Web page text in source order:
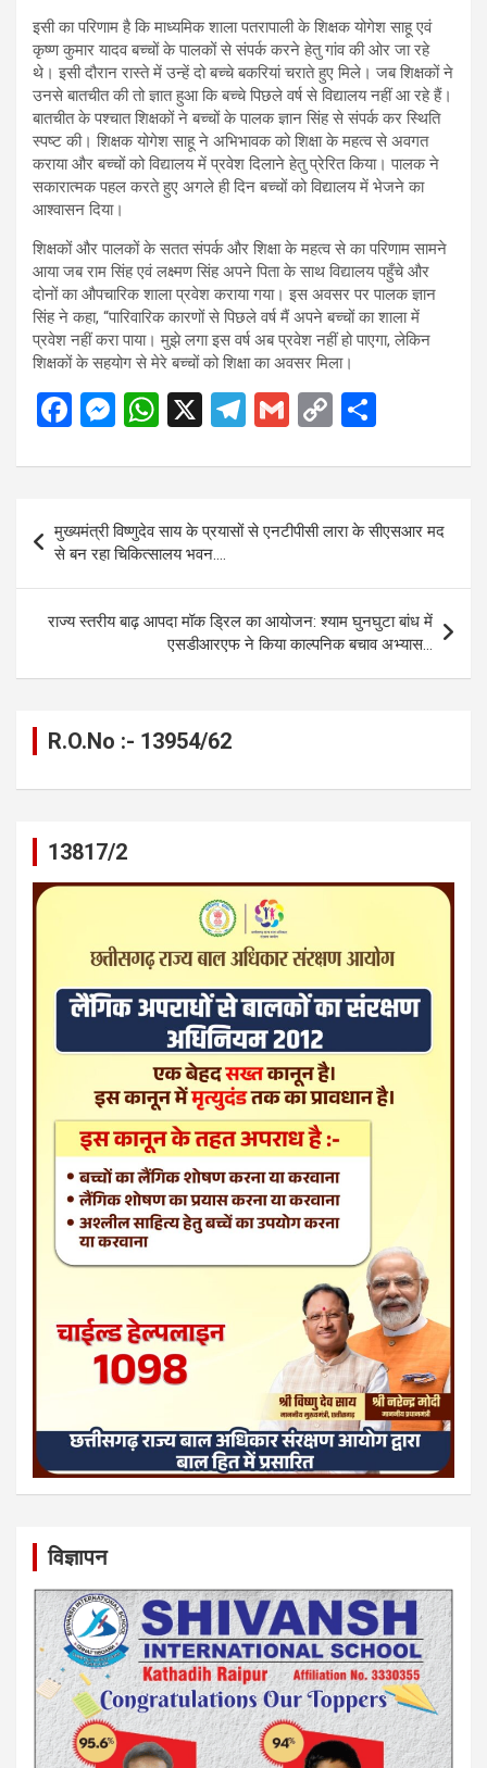
इसी का परिणाम है कि माध्यमिक शाला पतरापाली के शिक्षक योगेश साहू एवं
कृष्ण कुमार यादव बच्चों के पालकों से संपर्क करने हेतु गांव की ओर जा रहे
थे। इसी दौरान रास्ते में उन्हें दो बच्चे बकरियां चराते हुए मिले। जब शिक्षकों ने
उनसे बातचीत की तो ज्ञात हुआ कि बच्चे पिछले वर्ष से विद्यालय नहीं आ रहे हैं।
बातचीत के पश्चात शिक्षकों ने बच्चों के पालक ज्ञान सिंह से संपर्क कर स्थिति
स्पष्ट की। शिक्षक योगेश साहू ने अभिभावक को शिक्षा के महत्व से अवगत
कराया और बच्चों को विद्यालय में प्रवेश दिलाने हेतु प्रेरित किया। पालक ने
सकारात्मक पहल करते हुए अगले ही दिन बच्चों को विद्यालय में भेजने का
आश्वासन दिया।
शिक्षकों और पालकों के सतत संपर्क और शिक्षा के महत्व से का परिणाम सामने
आया जब राम सिंह एवं लक्ष्मण सिंह अपने पिता के साथ विद्यालय पहुँचे और
दोनों का औपचारिक शाला प्रवेश कराया गया। इस अवसर पर पालक ज्ञान
सिंह ने कहा, “पारिवारिक कारणों से पिछले वर्ष मैं अपने बच्चों का शाला में
प्रवेश नहीं करा पाया। मुझे लगा इस वर्ष अब प्रवेश नहीं हो पाएगा, लेकिन
शिक्षकों के सहयोग से मेरे बच्चों को शिक्षा का अवसर मिला।
F
ce
b
o
o
k
M
se
n
g
er
W
at
A
p
p
X
T
e
gr
a
m
G
ail
C
py
Li
n
k
ar
e
navigation
मुख्यमंत्री विष्णुदेव साय के प्रयासों से एनटीपीसी लारा के सीएसआर मद
से बन रहा चिकित्सालय भवन….
राज्य स्तरीय बाढ़ आपदा मॉक ड्रिल का आयोजन: श्याम घुनघुटा बांध में
एसडीआरएफ ने किया काल्पनिक बचाव अभ्यास…
R.O.No :- 13954/62
13817/2
विज्ञापन